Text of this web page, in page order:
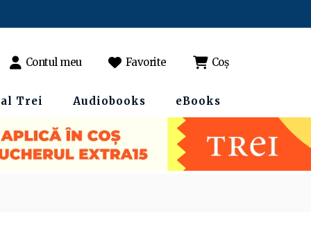
Contul meu Favorite Coș
Trei Audiobooks eBooks